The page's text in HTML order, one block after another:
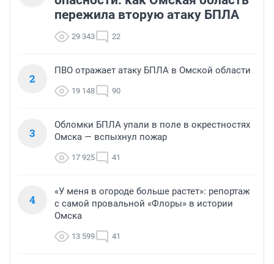
пережила вторую атаку БПЛА
29 343 22
2
ПВО отражает атаку БПЛА в Омской области
19 148 90
3
Обломки БПЛА упали в поле в окрестностях
Омска — вспыхнул пожар
17 925 41
4
«У меня в огороде больше растет»: репортаж
с самой провальной «Флоры» в истории
Омска
13 599 41